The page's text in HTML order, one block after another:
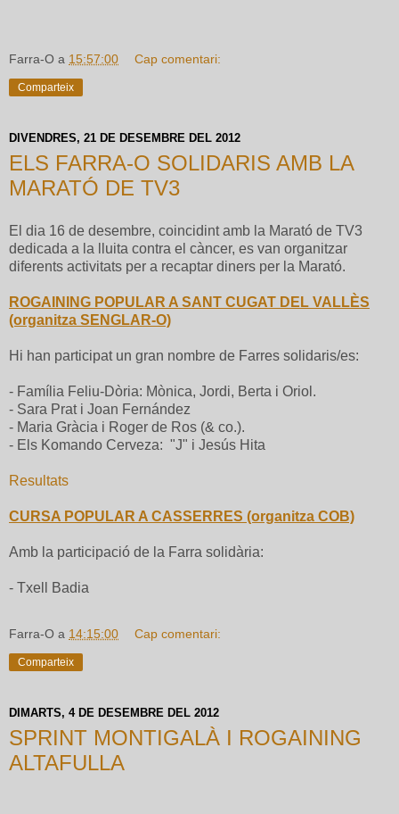
Farra-O a 15:57:00 Cap comentari:
Comparteix
DIVENDRES, 21 DE DESEMBRE DEL 2012
ELS FARRA-O SOLIDARIS AMB LA
MARATÓ DE TV3
El dia 16 de desembre, coincidint amb la Marató de TV3
dedicada a la lluita contra el càncer, es van organitzar
diferents activitats per a recaptar diners per la Marató.
ROGAINING POPULAR A SANT CUGAT DEL VALLÈS
(organitza SENGLAR-O)
Hi han participat un gran nombre de Farres solidaris/es:
- Família Feliu-Dòria: Mònica, Jordi, Berta i Oriol.
- Sara Prat i Joan Fernández
- Maria Gràcia i Roger de Ros (& co.).
- Els Komando Cerveza: "J" i Jesús Hita
Resultats
CURSA POPULAR A CASSERRES (organitza COB)
Amb la participació de la Farra solidària:
- Txell Badia
Farra-O a 14:15:00 Cap comentari:
Comparteix
DIMARTS, 4 DE DESEMBRE DEL 2012
SPRINT MONTIGALÀ I ROGAINING
ALTAFULLA